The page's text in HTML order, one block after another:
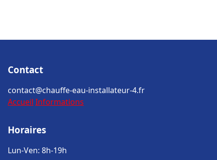
Contact
contact@chauffe-eau-installateur-4.fr
Accueil Informations
Horaires
Lun-Ven: 8h-19h